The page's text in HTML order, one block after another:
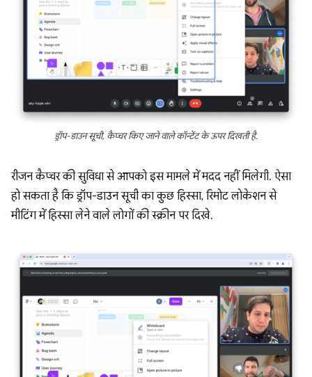
ड्रॉप-डाउन सूची, कैप्चर किए जाने वाले कॉन्टेंट के ऊपर दिखती है.
रीजन कैप्चर की सुविधा से आपको इस मामले में मदद नहीं मिलेगी. ऐसा
हो सकता है कि ड्रॉप-डाउन सूची का कुछ हिस्सा, रिमोट लोकेशन से
मीटिंग में हिस्सा लेने वाले लोगों की स्क्रीन पर दिखे.